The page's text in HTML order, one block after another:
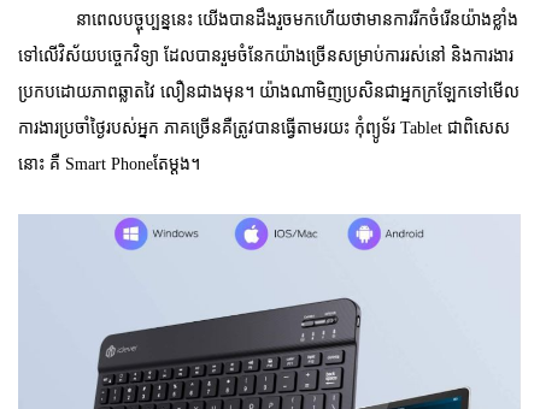
នាពេលបច្ចុប្បន្ននេះ យើងបានដឹងរួចមកហើយថាមានការរីកចំរើនយ៉ាងខ្លាំង
ទៅលើវិស័យបច្ចេកវិទ្យា ដែលបានរួមចំនែកយ៉ាងច្រើនសម្រាប់ការរស់នៅ និងការងារ
ប្រកបដោយភាពឆ្លាតវៃ លឿនជាងមុន។ យ៉ាងណាមិញប្រសិនជាអ្នកក្រឡែកទៅមើល
ការងារប្រចាំថ្ងៃរបស់អ្នក ភាគច្រើនគឺត្រូវបានធ្វើតាមរយះ កុំព្យូទ័រ Tablet ជាពិសេស
នោះ គឺ Smart Phoneតែម្តង។